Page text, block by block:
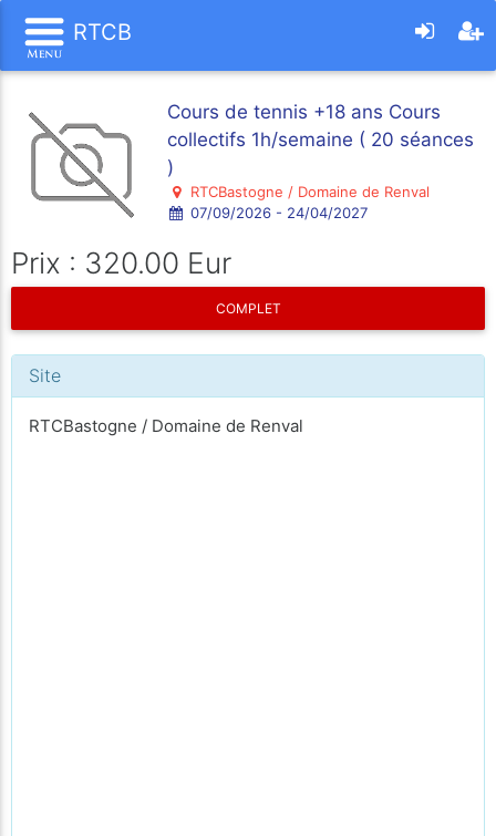
RTCB
Cours de tennis +18 ans Cours
collectifs 1h/semaine ( 20 séances
)
RTCBastogne / Domaine de Renval
07/09/2026 - 24/04/2027
Prix : 320.00 Eur
COMPLET
Site
RTCBastogne / Domaine de Renval